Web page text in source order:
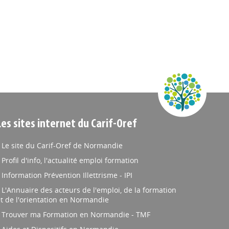
sites internet du Carif-Oref
Le site du Carif-Oref de Normandie
Profil d'info, l'actualité emploi formation
Information Prévention Illettrisme - IPI
L'Annuaire des acteurs de l'emploi, de la formation
de l'orientation en Normandie
Trouver ma Formation en Normandie - TMF